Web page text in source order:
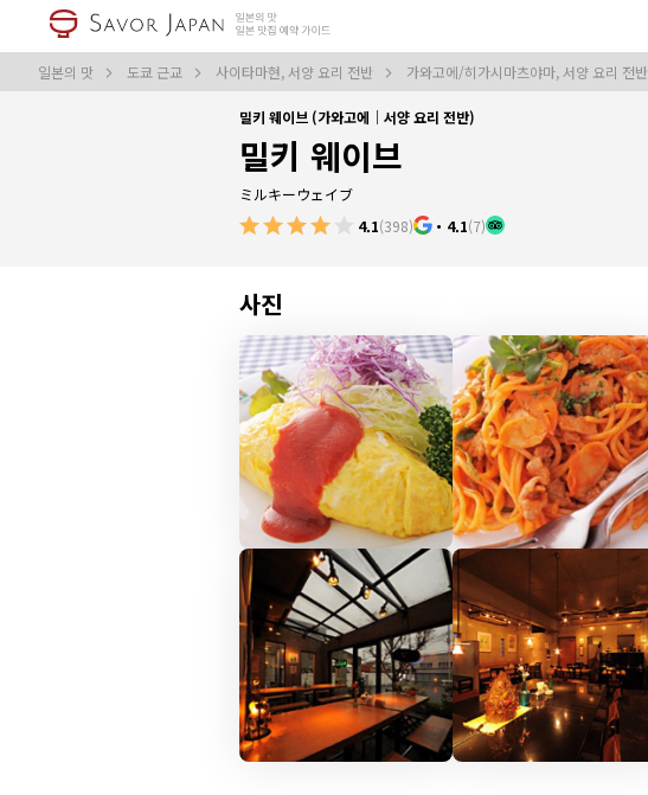
일본의 맛 도쿄 근교 사이타마현, 서양 요리 전반 가와고에/히가시마츠야마, 서양 요리 전반
밀키 웨이브 (가와고에｜서양 요리 전반)
밀키 웨이브
ミルキーウェイブ
4.1(398) ・ 4.1(7)
사진